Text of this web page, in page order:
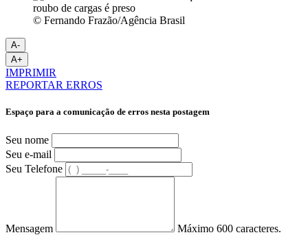
© Fernando Frazão/Agência Brasil
A-
A+
IMPRIMIR
REPORTAR ERROS
Espaço para a comunicação de erros nesta postagem
Seu nome
Seu e-mail
Seu Telefone
Mensagem Máximo 600 caracteres.